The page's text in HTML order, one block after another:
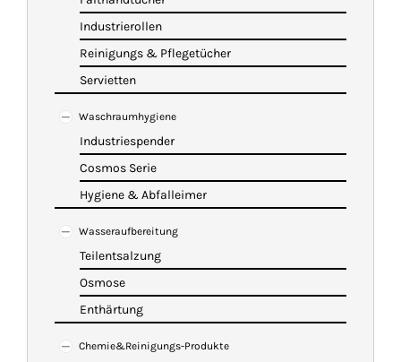
Industrierollen
Reinigungs & Pflegetücher
Servietten
Waschraumhygiene
Industriespender
Cosmos Serie
Hygiene & Abfalleimer
Wasseraufbereitung
Teilentsalzung
Osmose
Enthärtung
Chemie&Reinigungs-Produkte